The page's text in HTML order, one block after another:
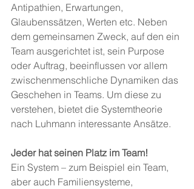
Antipathien, Erwartungen,
Glaubenssätzen, Werten etc. Neben
dem gemeinsamen Zweck, auf den ein
Team ausgerichtet ist, sein Purpose
oder Auftrag, beeinflussen vor allem
zwischenmenschliche Dynamiken das
Geschehen in Teams. Um diese zu
verstehen, bietet die Systemtheorie
nach Luhmann interessante Ansätze.
Jeder hat seinen Platz im Team!
Ein System – zum Beispiel ein Team,
aber auch Familiensysteme,